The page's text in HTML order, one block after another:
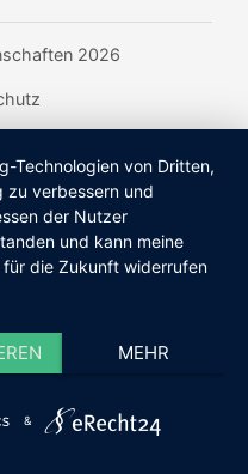
2026
Technologien von Dritten,
zu verbessern und
der Nutzer
und kann meine
die Zukunft widerrufen
MEHR
&